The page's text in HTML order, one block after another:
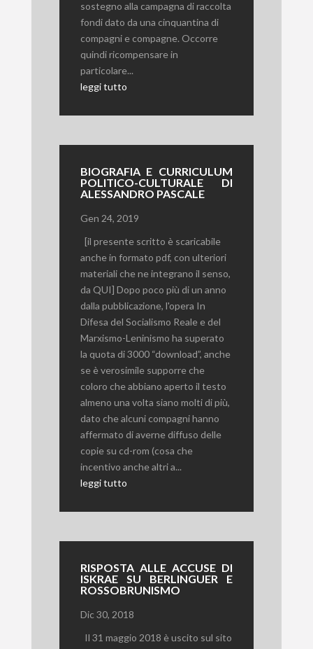
sostegno alla campagna di raccolta
fondi dato da una cinquantina di
compagni e compagne. Occorre
quindi ricompensare in
particolare...
leggi tutto
BIOGRAFIA E CURRICULUM
POLITICO-CULTURALE DI
ALESSANDRO PASCALE
Gen 24, 2019
[il presente scritto è scaricabile
anche in formato pdf, con ulteriori
materiali che ne integrano il senso,
da QUI] Dopo poco più di un anno
dalla pubblicazione, l'opera In
Difesa del Socialismo Reale e del
Marxismo-Leninismo ha superato
la quota di 3000 “download”, anche
se è verosimile supporre che
coloro che abbiano aperto il testo
almeno una volta siano molti di più,
dato che alcuni compagni hanno
affermato di averne diffuso delle
copie su cd-rom (cosa che
incentivo anche altri a...
leggi tutto
RISPOSTA ALLE ACCUSE DI
ISKRAE SU BERLINGUER E
ROSSOBRUNISMO
Dic 30, 2018
Il 31 maggio 2018 è uscito sul sito